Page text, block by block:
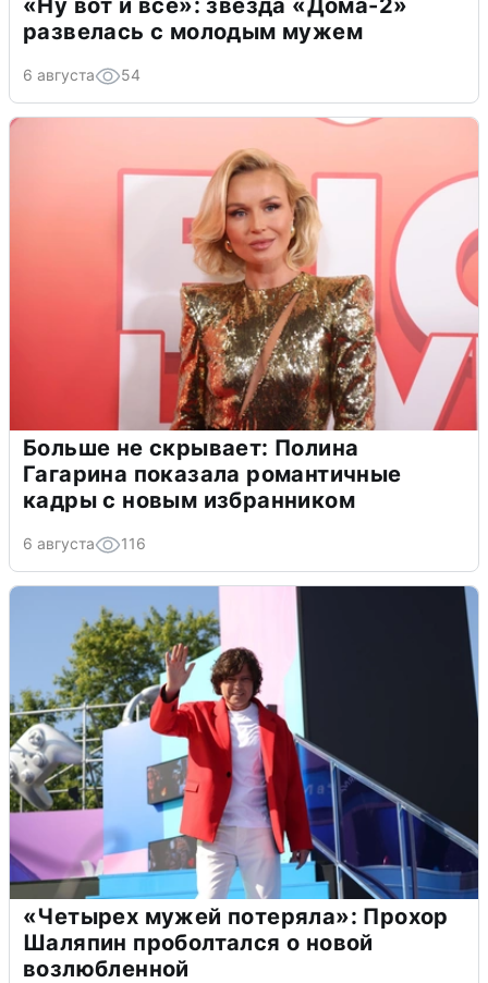
развелась с молодым мужем
6 августа 54
Больше не скрывает: Полина
Гагарина показала романтичные
кадры с новым избранником
6 августа 116
«Четырех мужей потеряла»: Прохор
Шаляпин проболтался о новой
возлюбленной